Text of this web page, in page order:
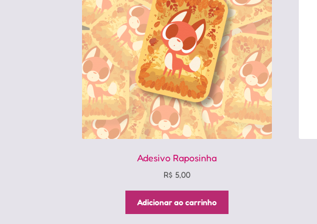
Adesivo Raposinha
R$ 5,00
Adicionar ao carrinho